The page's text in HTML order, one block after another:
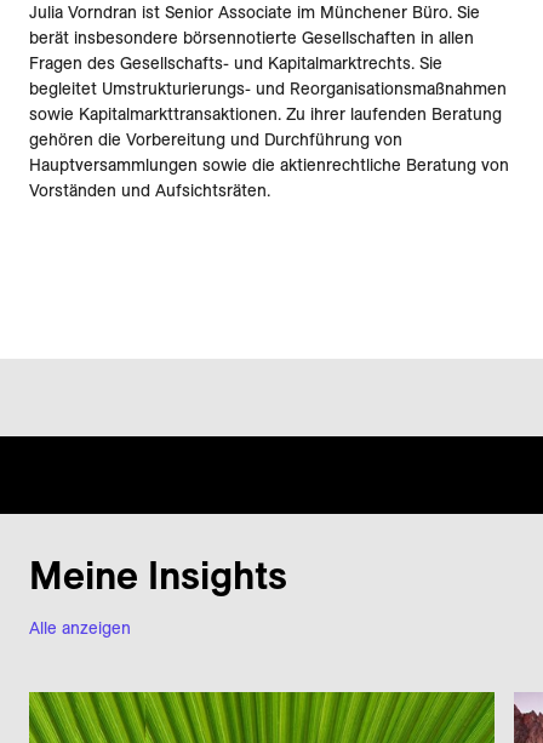
Julia Vorndran ist Senior Associate im Münchener Büro. Sie
berät insbesondere börsennotierte Gesellschaften in allen
Fragen des Gesellschafts- und Kapitalmarktrechts. Sie
begleitet Umstrukturierungs- und Reorganisationsmaßnahmen
sowie Kapitalmarkttransaktionen. Zu ihrer laufenden Beratung
gehören die Vorbereitung und Durchführung von
Hauptversammlungen sowie die aktienrechtliche Beratung von
Vorständen und Aufsichtsräten.
Alle anzeigen
Meine Insights